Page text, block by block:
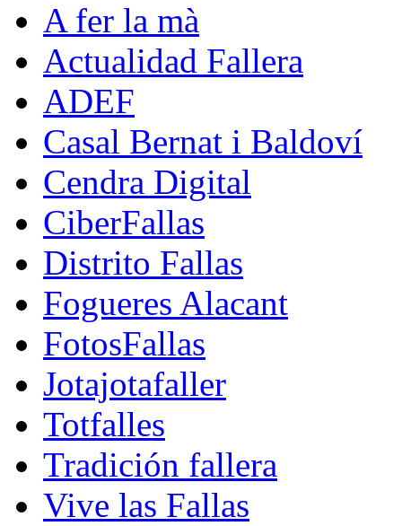
A fer la mà
Actualidad Fallera
ADEF
Casal Bernat i Baldoví
Cendra Digital
CiberFallas
Distrito Fallas
Fogueres Alacant
FotosFallas
Jotajotafaller
Totfalles
Tradición fallera
Vive las Fallas